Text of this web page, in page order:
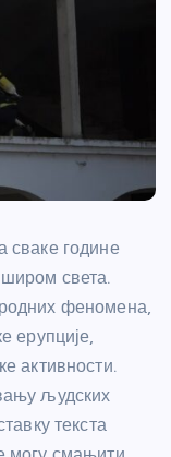
сваке године
света.
феномена,
ерупције,
активности.
људских
текста